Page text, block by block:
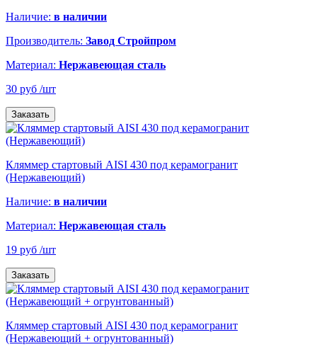
Наличие: в наличии
Производитель: Завод Стройпром
Материал: Нержавеющая сталь
30 руб /шт
Заказать
Кляммер стартовый AISI 430 под керамогранит
(Нержавеющий)
Наличие: в наличии
Материал: Нержавеющая сталь
19 руб /шт
Заказать
Кляммер стартовый AISI 430 под керамогранит
(Нержавеющий + огрунтованный)